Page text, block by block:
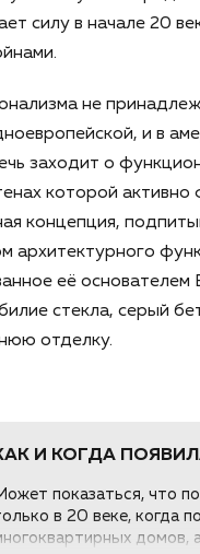
силу в начале 20
не
и в
заходит о
которой
концепция,
архитектурного
её основателем
стекла, серый
отделку.
И КОГДА
показаться, что
в 20 веке, когда
домов,